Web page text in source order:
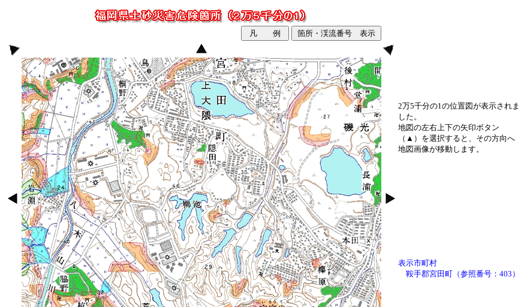
2万5千分の1の位置図が表示されま
した。
地図の左右上下の矢印ボタン
（▲）を選択すると、その方向へ
地図画像が移動します。
表示市町村
鞍手郡宮田町（参照番号：403）